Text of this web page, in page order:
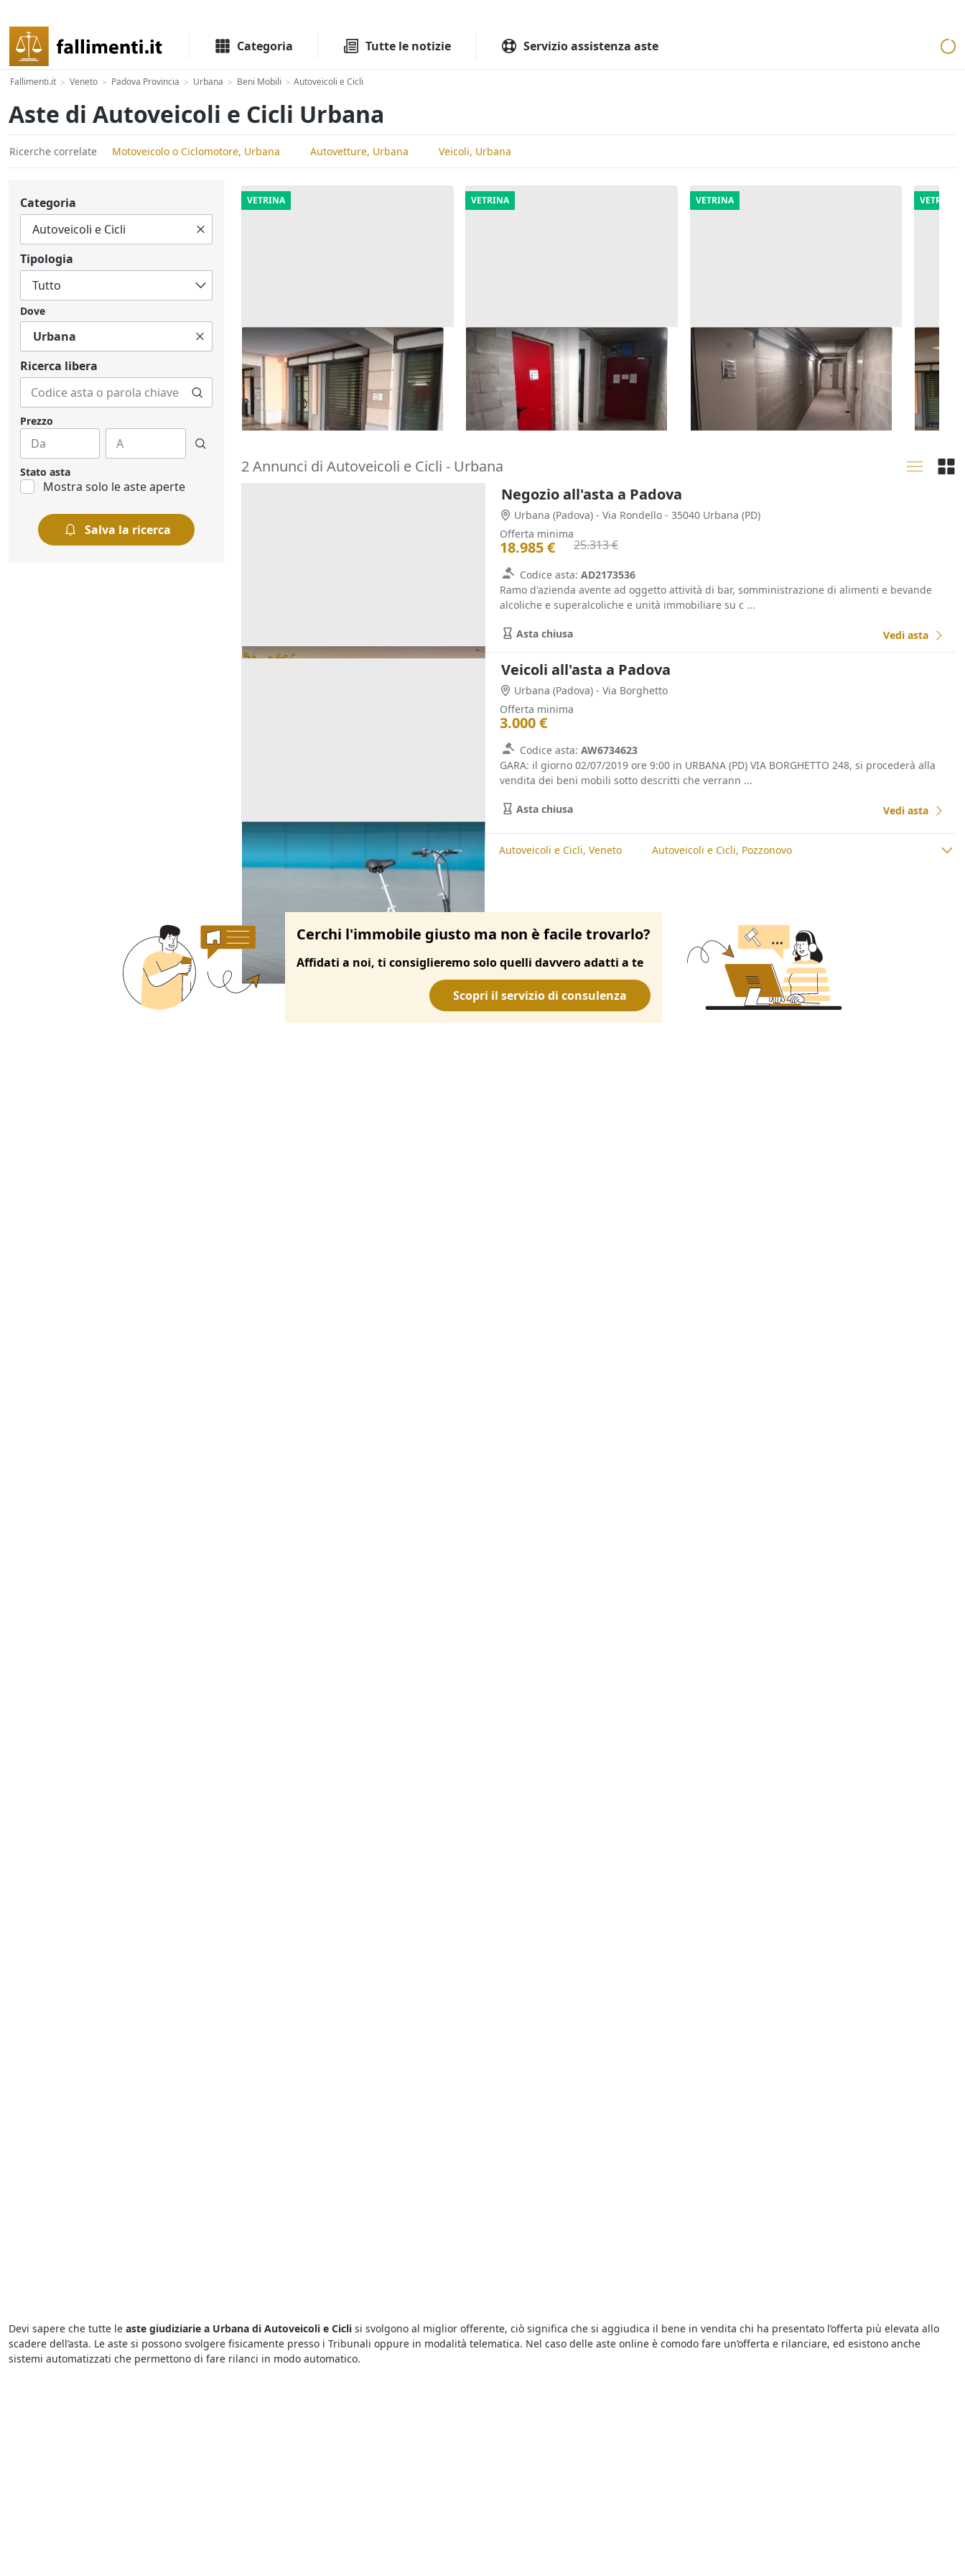
Categoria Tutte le notizie Servizio assistenza aste
Fallimenti.it > Veneto > Padova Provincia > Urbana > Beni Mobili > Autoveicoli e Cicli
Aste di Autoveicoli e Cicli Urbana
Ricerche correlate Motoveicolo o Ciclomotore, Urbana Autovetture, Urbana Veicoli, Urbana
Categoria
Tipologia
Dove
Urbana
Ricerca libera
Prezzo
Stato asta
Mostra solo le aste aperte
Salva la ricerca
VETRINA
Asta Negozio (sub 66) in edificio
polifunzionale
(Torino)
141.750 €
02/10/2026
VETRINA
Asta Cantina (sub 297) in edificio
polifunzionale
Rivoli (Torino)
5.910 €
02/10/2026
VETRINA
Asta Cantina (sub 241) in edificio
polifunzionale
(Torino)
12.657 €
02/10/2026
VETRINA
Asta
Rivoli
02/
2 Annunci di Autoveicoli e Cicli - Urbana
Negozio all'asta a Padova
Urbana (Padova) - Via Rondello - 35040 Urbana (PD)
Offerta minima
18.985 € 25.313 €
Codice asta: AD2173536
Ramo d'azienda avente ad oggetto attività di bar, somministrazione di alimenti e bevande
alcoliche e superalcoliche e unità immobiliare su c ...
Asta chiusa Vedi asta
Veicoli all'asta a Padova
Urbana (Padova) - Via Borghetto
Offerta minima
3.000 €
Codice asta: AW6734623
GARA: il giorno 02/07/2019 ore 9:00 in URBANA (PD) VIA BORGHETTO 248, si procederà alla
vendita dei beni mobili sotto descritti che verrann ...
Asta chiusa Vedi asta
Ricerche correlate Autoveicoli e Cicli, Padova Autoveicoli e Cicli, Veneto Autoveicoli e Cicli, Pozzonovo
Cerchi l'immobile giusto ma non è facile trovarlo?
Affidati a noi, ti consiglieremo solo quelli davvero adatti a te
Scopri il servizio di consulenza
Devi sapere che tutte le aste giudiziarie a Urbana di Autoveicoli e Cicli si svolgono al miglior offerente, ciò significa che si aggiudica il bene in vendita chi ha presentato l’offerta più elevata allo
scadere dell’asta. Le aste si possono svolgere fisicamente presso i Tribunali oppure in modalità telematica. Nel caso delle aste online è comodo fare un’offerta e rilanciare, ed esistono anche
sistemi automatizzati che permettono di fare rilanci in modo automatico.